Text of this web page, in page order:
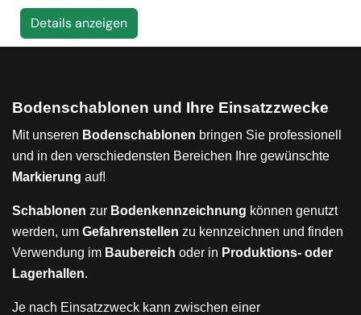
Details anzeigen
Bodenschablonen und Ihre Einsatzzwecke
Mit unseren Bodenschablonen bringen Sie professionell
und in den verschiedensten Bereichen Ihre gewünschte
Markierung auf!
Schablonen zur Bodenkennzeichnung können genutzt
werden, um Gefahrenstellen zu kennzeichnen und finden
Verwendung im Baubereich oder in Produktions- oder
Lagerhallen.
Je nach Einsatzzweck kann zwischen einer